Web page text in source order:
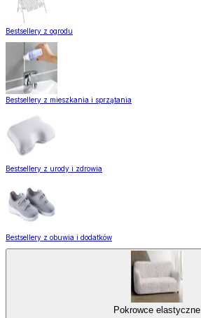
Bestsellery z ogrodu
Bestsellery z mieszkania i sprzątania
Bestsellery z urody i zdrowia
Bestsellery z obuwia i dodatków
Pokrowce elastyczne